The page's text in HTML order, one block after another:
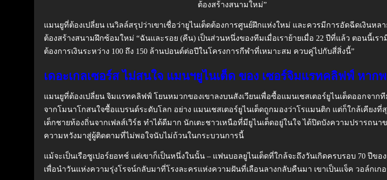
ต้องสร้างสนามใหม่”
แมนยูที่ต้องเปลี่ยน เนวิลล์สรุปว่าเขาเชื่อว่ายูไนเต็ดต้องการศูนย์ฝึกแห่งใหม่ และควรมีการอัดฉีดเงินหล
ต้องสร้างสนามฝึกซ้อมใหม่ “ฉันและรอย (คีน) เป็นส่วนหนึ่งของทีมเมื่อเราย้ายเมื่อ 22 ปีที่แล้ว ตอนนี้เ
ต้องการเงินระหว่าง 100 ถึง 150 ล้านปอนด์ต่อปีในโครงการกีฬาที่เหมาะสม ควบคู่ไปกับสี่สิ่งนี้”
เดอะเกลเซอร์ส ไม่สนใจ แมนฯยูไนเต็ด ของ เซอร์จิมแรทคลิฟฟ์ หาก
แมนยูที่ต้องเปลี่ยน จิมแรทคลิฟฟ์ โยนหมวกของเขาลงบนสังเวียนเพื่อซื้อแมนเชสเตอร์ยูไนเต็ดออกจาก
จากโมนาโกสนใจซื้อแบรนด์ระดับโลก อย่าง แมนเชสเตอร์ยูไนเต็ดถูกมองว่าโรแมนติก แต่ก็ใกล้เคียง
เด็กชายท้องถิ่นจากเฟลส์เวิร์ธ ทำได้ดีมาก นักเตะชาวเหนือที่มียูไนเต็ดอยู่ในใจ ได้ปิดบังความปรารถน
ความหวังมาสู่ผู้ติดตามที่ไม่พอใจนับไม่ถ้วนในกระบวนการนี้
แม้จะเป็นเรือซูเปอร์ยอทช์ แต่เขาก็เป็นหนึ่งในนั้น – แฟนบอลยูไนเต็ดที่ใกล้จะถึงวันเกิดครบรอบ 70 ปี
เพื่อนำวันแห่งความรุ่งโรจน์กลับมาที่โรงละครแห่งความฝันที่เลือนลางกลับคืนมา เขาเป็นแจ็ค วอล์กเ